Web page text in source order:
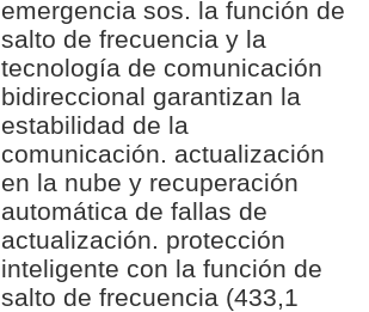
emergencia sos. la función de
salto de frecuencia y la
tecnología de comunicación
bidireccional garantizan la
estabilidad de la
comunicación. actualización
en la nube y recuperación
automática de fallas de
actualización. protección
inteligente con la función de
salto de frecuencia (433,1